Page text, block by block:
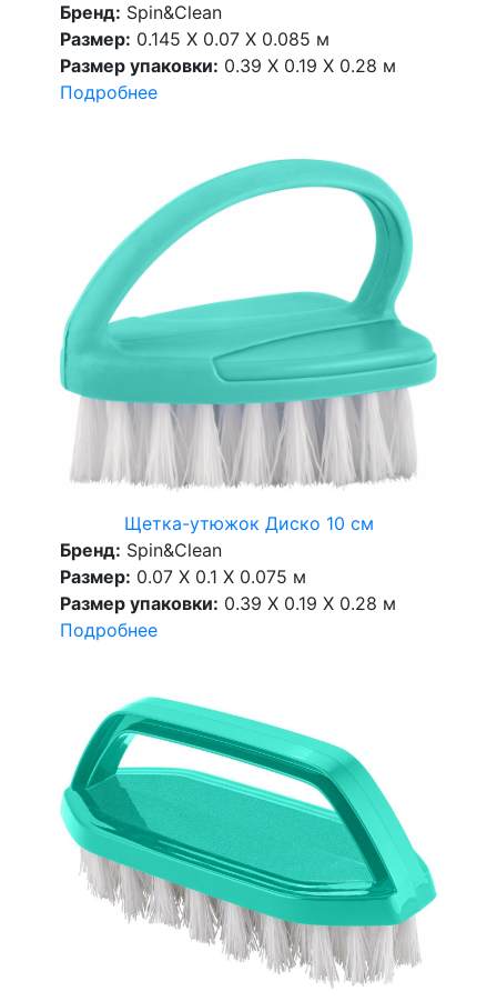
Бренд: Spin&Clean
Размер: 0.145 X 0.07 X 0.085 м
Размер упаковки: 0.39 X 0.19 X 0.28 м
Подробнее
Щетка-утюжок Диско 10 см
Бренд: Spin&Clean
Размер: 0.07 X 0.1 X 0.075 м
Размер упаковки: 0.39 X 0.19 X 0.28 м
Подробнее